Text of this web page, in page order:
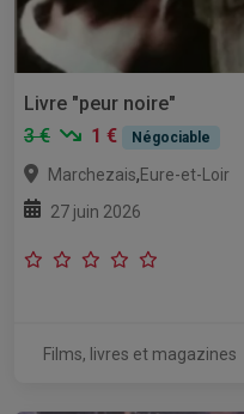
Livre "peur noire"
3 €
1 € Négociable
Marchezais,Eure-et-Loir
27 juin 2026
Films, livres et magazines